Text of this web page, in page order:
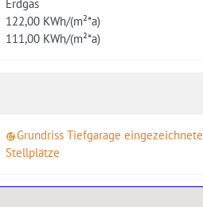
Erdgas
122,00 KWh/(m²*a)
111,00 KWh/(m²*a)
Grundriss Tiefgarage eingezeichnete
Stellplätze